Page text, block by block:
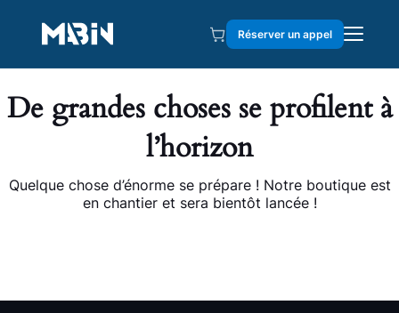
Réserver un appel
De grandes choses se profilent à
l’horizon
Quelque chose d’énorme se prépare ! Notre boutique est
en chantier et sera bientôt lancée !